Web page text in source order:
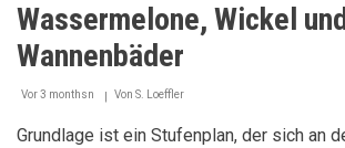
zackig!
Wassermelone, Wickel und
Wannenbäder
Vor 3 monthsn Von S. Loeffler
Grundlage ist ein Stufenplan, der sich an